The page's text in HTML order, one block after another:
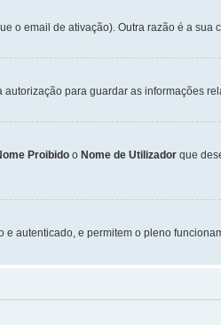
o email de ativação). Outra razão é a sua
para guardar as informações
Proibido o Nome de Utilizador que
autenticado, e permitem o pleno